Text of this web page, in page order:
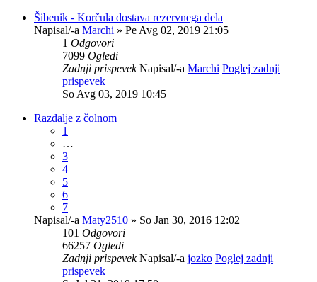
Šibenik - Korčula dostava rezervnega dela
Napisal/-a Marchi » Pe Avg 02, 2019 21:05
1 Odgovori
7099 Ogledi
Zadnji prispevekNapisal/-a Marchi Poglej zadnji
prispevek
So Avg 03, 2019 10:45
Razdalje z čolnom
1
…
3
4
5
6
7
Napisal/-a Maty2510 » So Jan 30, 2016 12:02
101 Odgovori
66257 Ogledi
Zadnji prispevekNapisal/-a jozko Poglej zadnji
prispevek